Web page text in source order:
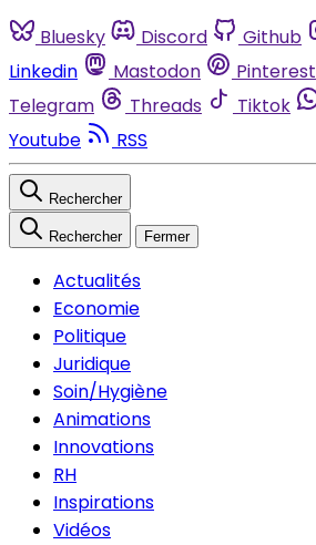
Bluesky Discord Github
Linkedin
Mastodon Pinterest
Telegram
Threads Tiktok
Youtube
RSS
Rechercher
Rechercher Fermer
Actualités
Economie
Politique
Juridique
Soin/Hygiène
Animations
Innovations
RH
Inspirations
Vidéos